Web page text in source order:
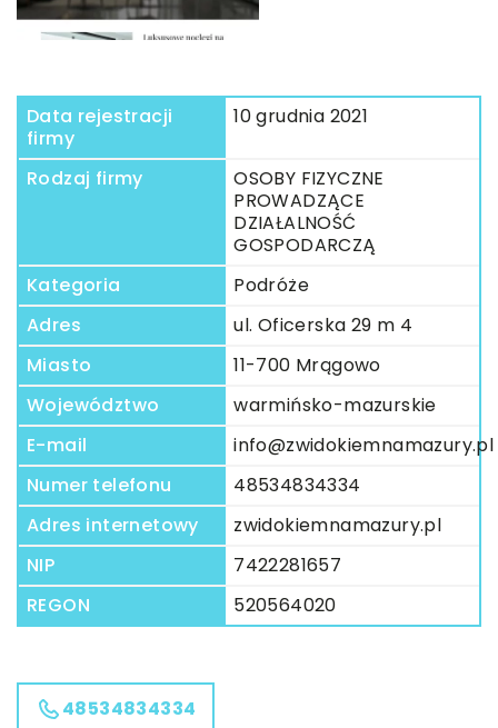
Data rejestracji
firmy
10 grudnia 2021
Rodzaj firmy
OSOBY FIZYCZNE
PROWADZĄCE
DZIAŁALNOŚĆ
GOSPODARCZĄ
Kategoria
Podróże
Adres
ul. Oficerska 29 m 4
Miasto
11-700 Mrągowo
Województwo
warmińsko-mazurskie
E-mail
info@zwidokiemnamazury.pl
Numer telefonu
48534834334
Adres internetowy
zwidokiemnamazury.pl
NIP
7422281657
REGON
520564020
48534834334